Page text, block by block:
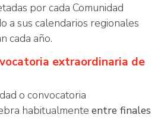
por cada Comunidad
a sus calendarios regionales
cada año.
extraordinaria de
o convocatoria
habitualmente entre finales